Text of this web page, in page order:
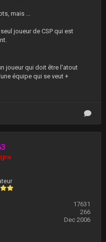
mais ...
joueur de CSP qui est
joueur qui doit être l'atout
équipe qui se veut +
17631
266
Dec 2006